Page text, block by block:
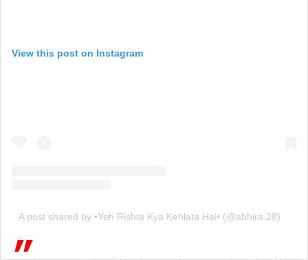
View this post on Instagram
A post shared by •Yeh Rishta Kya Kehlata Hai• (@abhira.28)